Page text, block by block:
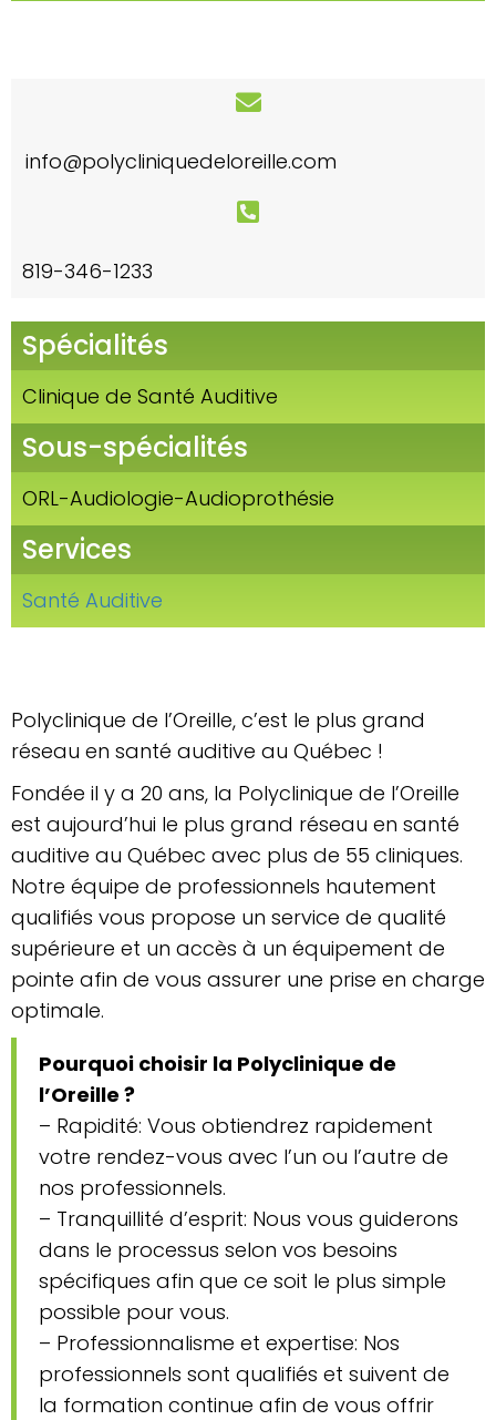
info@polycliniquedeloreille.com
819-346-1233
Spécialités
Clinique de Santé Auditive
Sous-spécialités
ORL-Audiologie-Audioprothésie
Services
Santé Auditive
Polyclinique de l’Oreille, c’est le plus grand
réseau en santé auditive au Québec !
Fondée il y a 20 ans, la Polyclinique de l’Oreille
est aujourd’hui le plus grand réseau en santé
auditive au Québec avec plus de 55 cliniques.
Notre équipe de professionnels hautement
qualifiés vous propose un service de qualité
supérieure et un accès à un équipement de
pointe afin de vous assurer une prise en charge
optimale.
Pourquoi choisir la Polyclinique de
l’Oreille ?
– Rapidité: Vous obtiendrez rapidement
votre rendez-vous avec l’un ou l’autre de
nos professionnels.
– Tranquillité d’esprit: Nous vous guiderons
dans le processus selon vos besoins
spécifiques afin que ce soit le plus simple
possible pour vous.
– Professionnalisme et expertise: Nos
professionnels sont qualifiés et suivent de
la formation continue afin de vous offrir